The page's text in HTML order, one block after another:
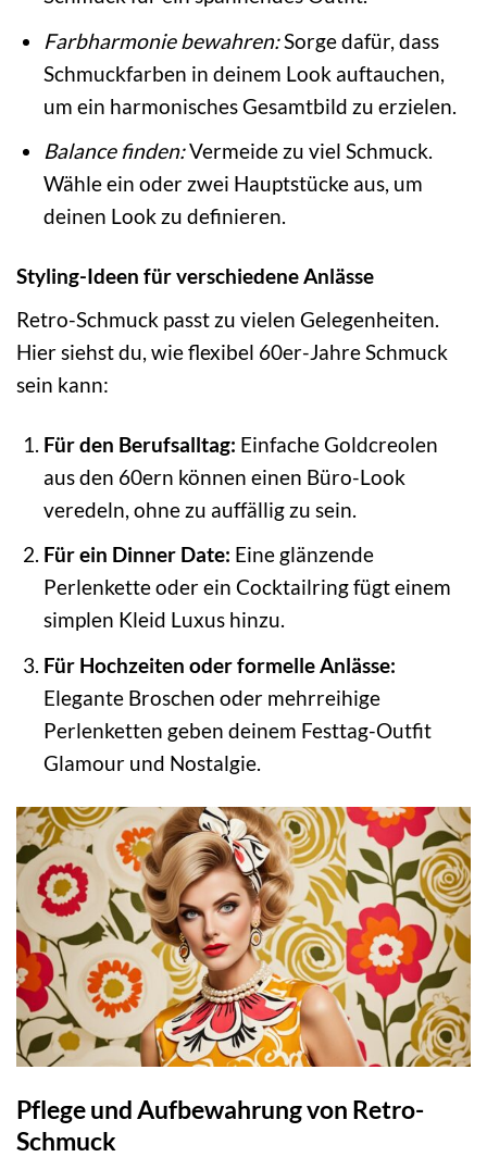
Farbharmonie bewahren:Sorge dafür, dass
Schmuckfarben in deinem Look auftauchen,
um ein harmonisches Gesamtbild zu erzielen.
Balance finden:Vermeide zu viel Schmuck.
Wähle ein oder zwei Hauptstücke aus, um
deinen Look zu definieren.
Styling-Ideen für verschiedene Anlässe
Retro-Schmuck passt zu vielen Gelegenheiten.
Hier siehst du, wie flexibel 60er-Jahre Schmuck
sein kann:
Für den Berufsalltag: Einfache Goldcreolen
aus den 60ern können einen Büro-Look
veredeln, ohne zu auffällig zu sein.
Für ein Dinner Date: Eine glänzende
Perlenkette oder ein Cocktailring fügt einem
simplen Kleid Luxus hinzu.
Für Hochzeiten oder formelle Anlässe:
Elegante Broschen oder mehrreihige
Perlenketten geben deinem Festtag-Outfit
Glamour und Nostalgie.
Pflege und Aufbewahrung von Retro-
Schmuck